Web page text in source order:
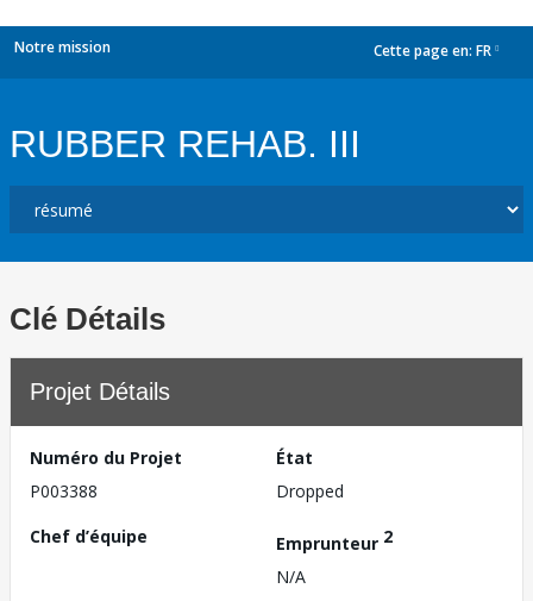
Notre mission Cette page en: FR
RUBBER REHAB. III
Clé Détails
Projet Détails
Numéro du Projet
P003388
État
Dropped
Chef d’équipe
Emprunteur 2
N/A